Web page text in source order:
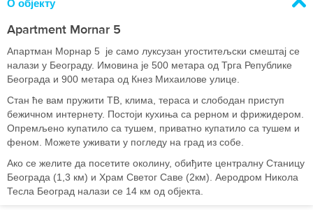
О објекту
Apartment Mornar 5
Апартман Морнар 5 је само луксузан угоститељски смештај се
налази у Београду. Имовина је 500 метара од Трга Републике
Београда и 900 метара од Кнез Михаилове улице.
Стан ће вам пружити ТВ, клима, тераса и слободан приступ
бежичном интернету. Постоји кухиња са рерном и фрижидером.
Опремљено купатило са тушем, приватно купатило са тушем и
феном. Можете уживати у погледу на град из собе.
Ако се желите да посетите околину, обиђите централну Станицу
Београда (1,3 км) и Храм Светог Саве (2км). Аеродром Никола
Тесла Београд налази се 14 км од објекта.